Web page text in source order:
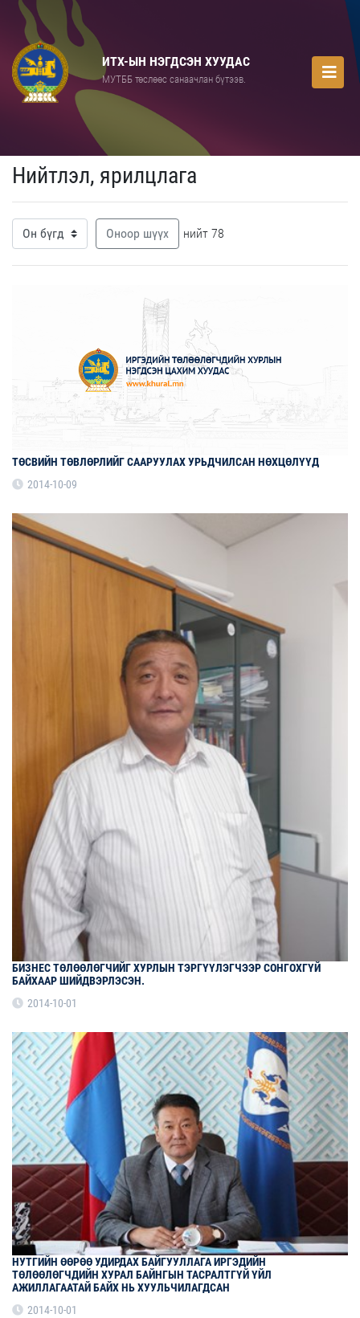
ИТХ-ЫН НЭГДСЭН ХУУДАС
МУТББ төслөөс санаачлан бүтээв.
Нийтлэл, ярилцлага
Оноор шүүх нийт 78
ТӨСВИЙН ТӨВЛӨРЛИЙГ СААРУУЛАХ УРЬДЧИЛСАН НӨХЦӨЛҮҮД
2014-10-09
БИЗНЕС ТӨЛӨӨЛӨГЧИЙГ ХУРЛЫН ТЭРГҮҮЛЭГЧЭЭР СОНГОХГҮЙ
БАЙХААР ШИЙДВЭРЛЭСЭН.
2014-10-01
НУТГИЙН ӨӨРӨӨ УДИРДАХ БАЙГУУЛЛАГА ИРГЭДИЙН
ТӨЛӨӨЛӨГЧДИЙН ХУРАЛ БАЙНГЫН ТАСРАЛТГҮЙ ҮЙЛ
АЖИЛЛАГААТАЙ БАЙХ НЬ ХУУЛЬЧИЛАГДСАН
2014-10-01